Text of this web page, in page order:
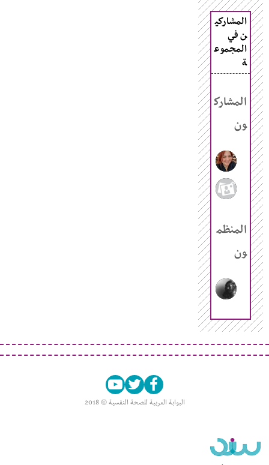
المشاركي
ن في
المجموع
ة
المشارك
ون
المنظم
ون
البوابة العربية للصحة النفسية © 2018